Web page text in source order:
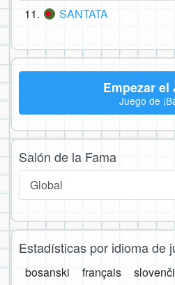
11. SANTATA
Empezar el
Juego de
Salón de la Fama
Global
Estadísticas por idioma de
bosanski français